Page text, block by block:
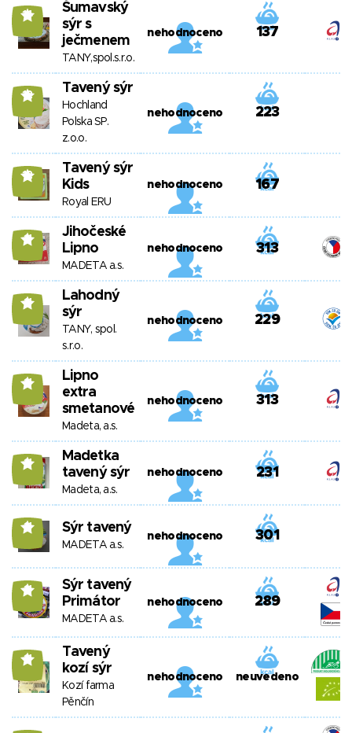
14
Šumavský
sýr s
ječmenem
TANY,spol.s.r.o.
nehodnoceno 137
12 Tavený sýr
Hochland
Polska SP.
z.o.o.
nehodnoceno 223
12
Tavený sýr
Kids
Royal ERU
nehodnoceno 167
11
Jihočeské
Lipno
MADETA a.s.
nehodnoceno 313
11
Lahodný
sýr
TANY, spol.
s.r.o.
nehodnoceno 229
11
Lipno
extra
smetanové
Madeta, a.s.
nehodnoceno 313
11
Madetka
tavený sýr
Madeta, a.s.
nehodnoceno 231
11 Sýr tavený
MADETA a.s.
nehodnoceno 301
11
Sýr tavený
Primátor
MADETA a.s.
nehodnoceno 289
11
Tavený
kozí sýr
Kozí farma
Pěnčín
nehodnoceno neuvedeno